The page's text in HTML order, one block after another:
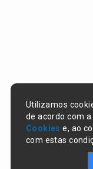
Utilizamos
de acordo com
Cookies e, ao
com estas